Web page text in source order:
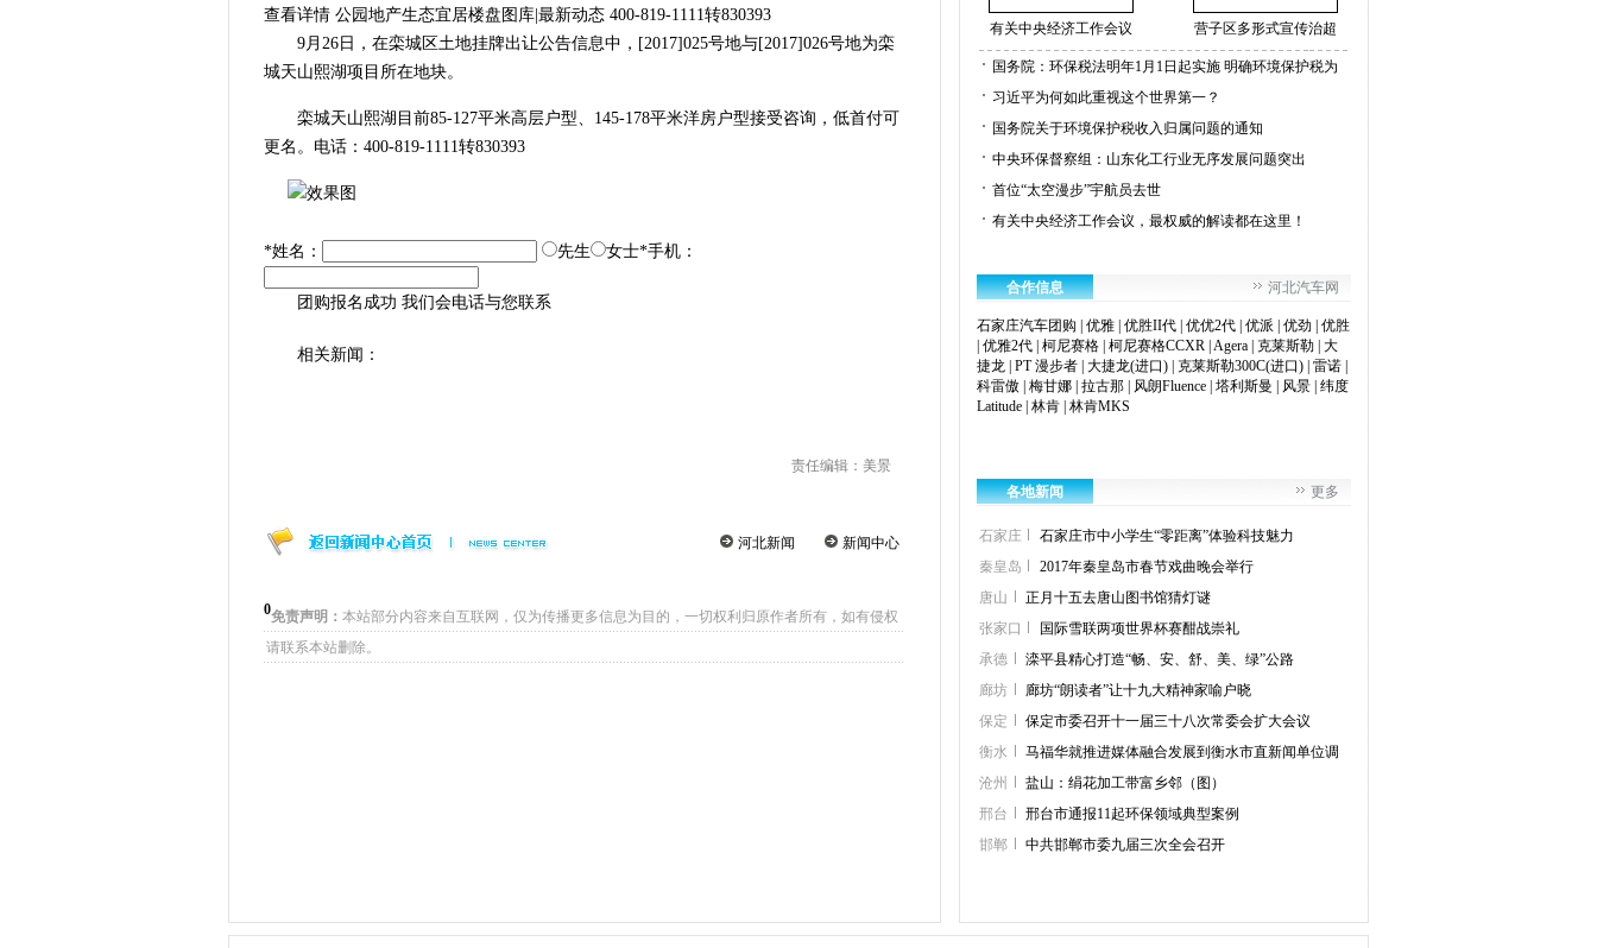
查看详情 公园地产生态宜居楼盘图库|最新动态 400-819-1111转830393
9月26日，在栾城区土地挂牌出让公告信息中，[2017]025号地与[2017]026号地为栾
城天山熙湖项目所在地块。
栾城天山熙湖目前85-127平米高层户型、145-178平米洋房户型接受咨询，低首付可
更名。电话：400-819-1111转830393
*姓名： 先生 女士*手机：
团购报名成功 我们会电话与您联系
相关新闻：
责任编辑：美景
新闻中心
河北新闻
0免责声明： 本站部分内容来自互联网，仅为传播更多信息为目的，一切权利归原作者所有，如有侵权
请联系本站删除。
有关中央经济工作会议 营子区多形式宣传治超
国务院：环保税法明年1月1日起实施 明确环境保护税为
习近平为何如此重视这个世界第一？
国务院关于环境保护税收入归属问题的通知
中央环保督察组：山东化工行业无序发展问题突出
首位“太空漫步”宇航员去世
有关中央经济工作会议，最权威的解读都在这里！
合作信息 河北汽车网
石家庄汽车团购 优雅 优胜II代 优优2代 优派 优劲
优胜
优雅2代 柯尼赛格 柯尼赛格CCXR Agera 克莱斯勒 大
捷龙 PT 漫步者 大捷龙(进口) 克莱斯勒300C(进口) 雷诺
科雷傲 梅甘娜 拉古那 风朗Fluence 塔利斯曼 风景 纬度
Latitude 林肯 林肯MKS
各地新闻 更多
石家庄
石家庄市中小学生“零距离”体验科技魅力
秦皇岛
2017年秦皇岛市春节戏曲晚会举行
唐山
正月十五去唐山图书馆猜灯谜
张家口
国际雪联两项世界杯赛酣战崇礼
承德
滦平县精心打造“畅、安、舒、美、绿”公路
廊坊
廊坊“朗读者”让十九大精神家喻户晓
保定
保定市委召开十一届三十八次常委会扩大会议
衡水
马福华就推进媒体融合发展到衡水市直新闻单位调
沧州
盐山：绢花加工带富乡邻（图）
邢台
邢台市通报11起环保领域典型案例
邯郸
中共邯郸市委九届三次全会召开